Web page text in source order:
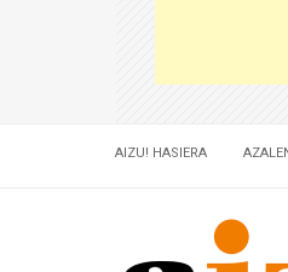
AIZU! HASIERA